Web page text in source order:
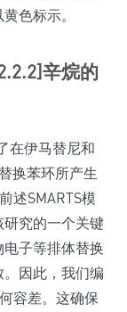
色标示。
辛烷的
在伊马替尼和
换苯环所产生
述SMARTS模
究的一个关键
子等排体替换
因此，我们编
容差。这确保